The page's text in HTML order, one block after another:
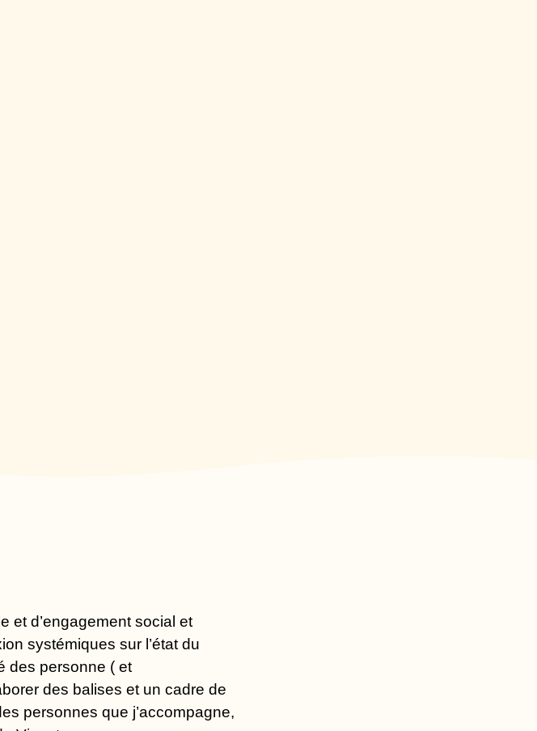
et d’engagement social et
systémiques sur l’état du
des personne ( et
des balises et un cadre de
personnes que j’accompagne,